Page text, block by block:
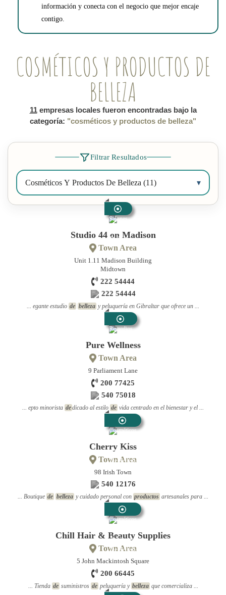
información y conecta con el negocio que mejor encaje
contigo.
COSMÉTICOS Y PRODUCTOS DE
BELLEZA
11empresas locales fueron encontradas bajo la
categoría: "cosméticos y productos de belleza"
Filtrar Resultados
Cosméticos Y Productos De Belleza (11) ▾
Salones
Belleza
Studio 44 on Madison
Town Area
Unit 1.11 Madison Building
Midtown
222 54444
222 54444
... egante estudio de belleza y peluquería en Gibraltar que ofrece un ...
Remedios
Pure Wellness
Town Area
9 Parliament Lane
200 77425
540 75018
... epto minorista dedicado al estilo de vida centrado en el bienestar y el ...
Cosméticos
Productos
De Belleza
Cherry Kiss
Town Area
98 Irish Town
540 12176
... Boutique de belleza y cuidado personal con productos artesanales para ...
Cosméticos
Productos
De Belleza
Chill Hair & Beauty Supplies
Town Area
5 John Mackintosh Square
200 66445
... Tienda de suministros de peluquería y belleza que comercializa ...